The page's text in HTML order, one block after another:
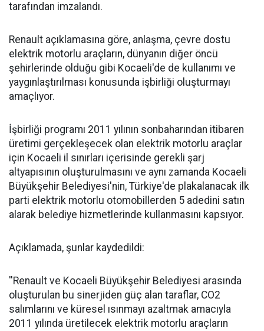
tarafından imzalandı.
Renault açıklamasına göre, anlaşma, çevre dostu
elektrik motorlu araçların, dünyanın diğer öncü
şehirlerinde olduğu gibi Kocaeli'de de kullanımı ve
yaygınlaştırılması konusunda işbirliği oluşturmayı
amaçlıyor.
İşbirliği programı 2011 yılının sonbaharından itibaren
üretimi gerçekleşecek olan elektrik motorlu araçlar
için Kocaeli il sınırları içerisinde gerekli şarj
altyapısının oluşturulmasını ve aynı zamanda Kocaeli
Büyükşehir Belediyesi'nin, Türkiye'de plakalanacak ilk
parti elektrik motorlu otomobillerden 5 adedini satın
alarak belediye hizmetlerinde kullanmasını kapsıyor.
Açıklamada, şunlar kaydedildi:
''Renault ve Kocaeli Büyükşehir Belediyesi arasında
oluşturulan bu sinerjiden güç alan taraflar, CO2
salımlarını ve küresel ısınmayı azaltmak amacıyla
2011 yılında üretilecek elektrik motorlu araçların